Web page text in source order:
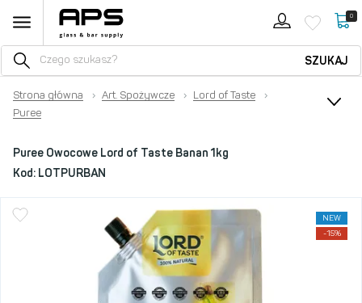
0
SZUKAJ
Strona główna › Art. Spożywcze › Lord of Taste
›
Puree
Puree Owocowe Lord of Taste Banan 1kg
Kod: LOTPURBAN
NEW
-15%